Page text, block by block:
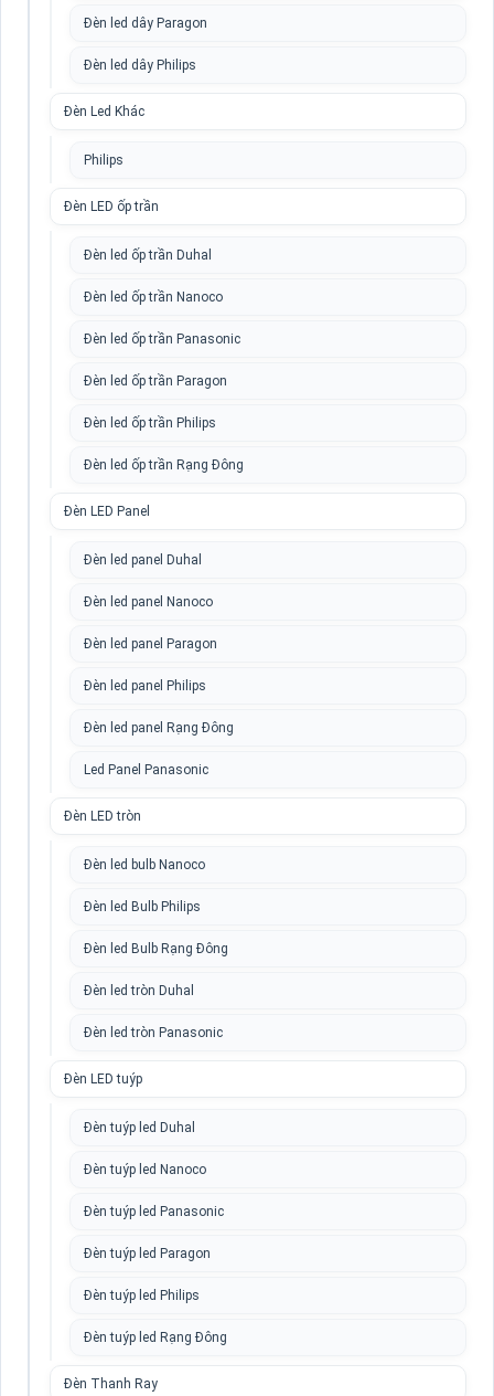
Đèn led dây Paragon
Đèn led dây Philips
Đèn Led Khác
Philips
Đèn LED ốp trần
Đèn led ốp trần Duhal
Đèn led ốp trần Nanoco
Đèn led ốp trần Panasonic
Đèn led ốp trần Paragon
Đèn led ốp trần Philips
Đèn led ốp trần Rạng Đông
Đèn LED Panel
Đèn led panel Duhal
Đèn led panel Nanoco
Đèn led panel Paragon
Đèn led panel Philips
Đèn led panel Rạng Đông
Led Panel Panasonic
Đèn LED tròn
Đèn led bulb Nanoco
Đèn led Bulb Philips
Đèn led Bulb Rạng Đông
Đèn led tròn Duhal
Đèn led tròn Panasonic
Đèn LED tuýp
Đèn tuýp led Duhal
Đèn tuýp led Nanoco
Đèn tuýp led Panasonic
Đèn tuýp led Paragon
Đèn tuýp led Philips
Đèn tuýp led Rạng Đông
Đèn Thanh Ray